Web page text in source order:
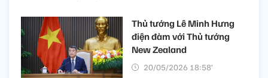
Thủ tướng Lê Minh Hưng
điện đàm với Thủ tướng
New Zealand
20/05/2026 18:58’